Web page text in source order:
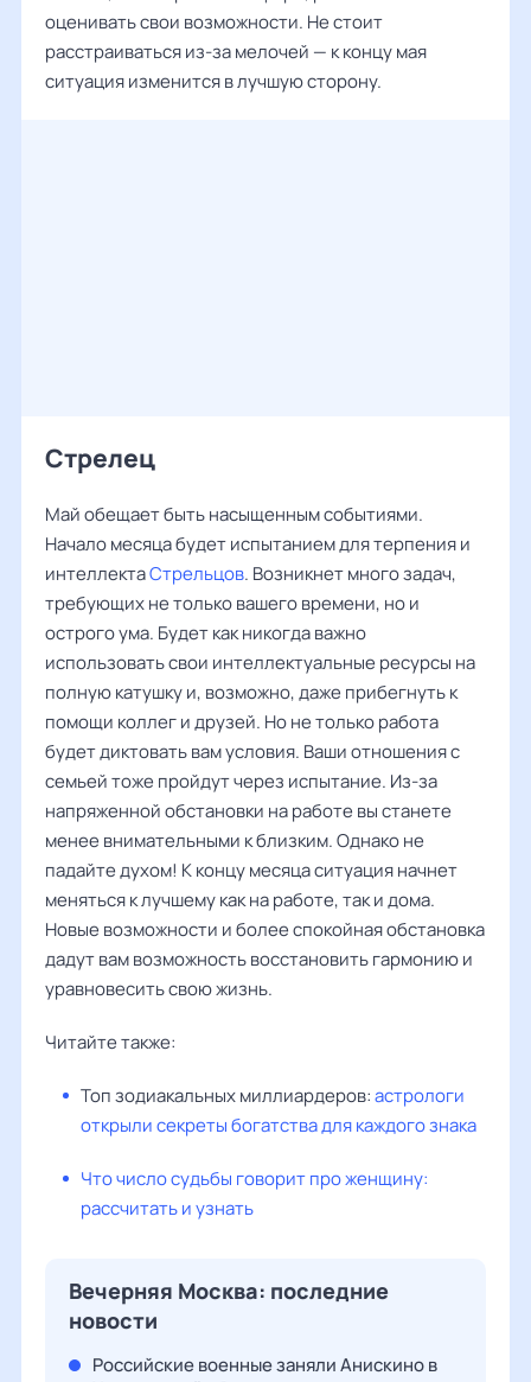
оценивать свои возможности. Не стоит
расстраиваться из-за мелочей — к концу мая
ситуация изменится в лучшую сторону.
Стрелец
Май обещает быть насыщенным событиями.
Начало месяца будет испытанием для терпения и
интеллектаСтрельцов. Возникнет много задач,
требующих не только вашего времени, но и
острого ума. Будет как никогда важно
использовать свои интеллектуальные ресурсы на
полную катушку и, возможно, даже прибегнуть к
помощи коллег и друзей. Но не только работа
будет диктовать вам условия. Ваши отношения с
семьей тоже пройдут через испытание. Из-за
напряженной обстановки на работе вы станете
менее внимательными к близким. Однако не
падайте духом! К концу месяца ситуация начнет
меняться к лучшему как на работе, так и дома.
Новые возможности и более спокойная обстановка
дадут вам возможность восстановить гармонию и
уравновесить свою жизнь.
Читайте также:
Топ зодиакальных миллиардеров:астрологи
открыли секреты богатства для каждого знака
Что число судьбы говорит про женщину:
рассчитать и узнать
Вечерняя Москва: последние
новости
Российские военные заняли Анискино в